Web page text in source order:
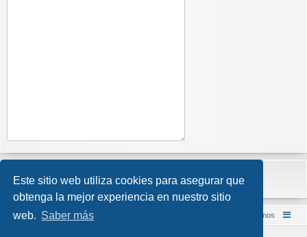
Este sitio web utiliza cookies para asegurar que
obtenga la mejor experiencia en nuestro sitio
web. Saber más
Inicio (Web) Foro Punta de Lanza Wargames Contáctenos